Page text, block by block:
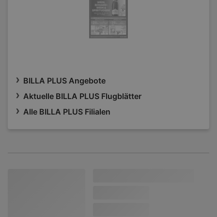
BILLA PLUS Angebote
Aktuelle BILLA PLUS Flugblätter
Alle BILLA PLUS Filialen